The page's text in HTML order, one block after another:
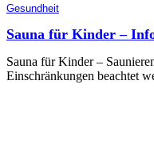
Gesundheit
Sauna für Kinder –
Sauna für Kinder –
Einschränkungen beachtet